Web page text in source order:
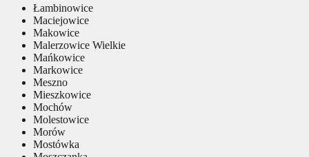
Łambinowice
Maciejowice
Makowice
Malerzowice Wielkie
Mańkowice
Markowice
Meszno
Mieszkowice
Mochów
Molestowice
Morów
Mostówka